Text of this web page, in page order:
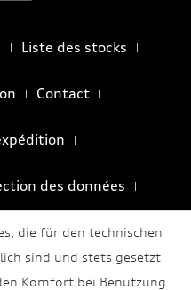
Liste des stocks
Contact
des données
Mentions légales
die für den technischen
sind und stets gesetzt
Komfort bei Benutzung